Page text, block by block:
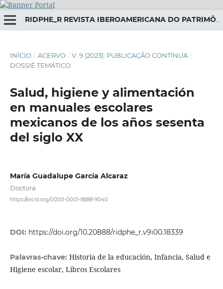
RIDPHE_R REVISTA IBEROAMERICANA DO PATRIMÔNIO HISTÓRICO-EDUCATIVO
INÍCIO / ACERVO / V. 9 (2023): PUBLICAÇÃO CONTÍNUA /
DOSSIÊ TEMÁTICO
Salud, higiene y alimentación
en manuales escolares
mexicanos de los años sesenta
del siglo XX
María Guadalupe García Alcaraz
Doctora
https://orcid.org/0000-0001-8888-9040
DOI: https://doi.org/10.20888/ridphe_r.v9i00.18339
Palavras-chave: Historia de la educación, Infancia, Salud e
Higiene escolar, Libros Escolares